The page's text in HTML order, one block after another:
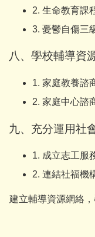
2. 生命教育課
3. 憂鬱自傷三
八、學校輔導資
1. 家庭教養諮
2. 家庭中心諮
九、充分運用社
1. 成立志工服
2. 連結社福機
建立輔導資源網絡